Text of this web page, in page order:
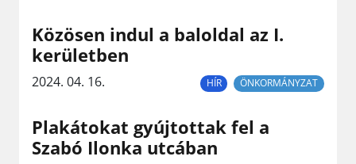
Közösen indul a baloldal az I.
kerületben
2024. 04. 16. HÍR ÖNKORMÁNYZAT
Plakátokat gyújtottak fel a
Szabó Ilonka utcában